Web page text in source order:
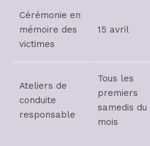
Cérémonie en
mémoire des
victimes
15 avril
Ateliers de
conduite
responsable
Tous les
premiers
samedis du
mois